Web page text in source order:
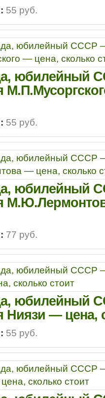
55 руб.
юбилейный
55 руб.
юбилейный
77 руб.
юбилейный
Ниязи — цена,
55 руб.